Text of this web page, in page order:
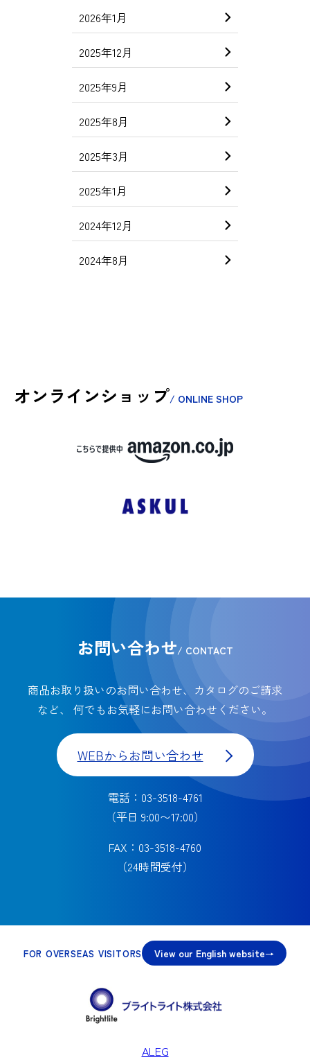
2026年1月
2025年12月
2025年9月
2025年8月
2025年3月
2025年1月
2024年12月
2024年8月
オンラインショップ/ ONLINE SHOP
お問い合わせ/ CONTACT
商品お取り扱いのお問い合わせ、カタログのご請求
など、
何でもお気軽にお問い合わせください。
WEBからお問い合わせ
電話：03-3518-4761
（平日 9:00〜17:00）
FAX：03-3518-4760
（24時間受付）
FOR OVERSEAS VISITORS View our English website
ALEG